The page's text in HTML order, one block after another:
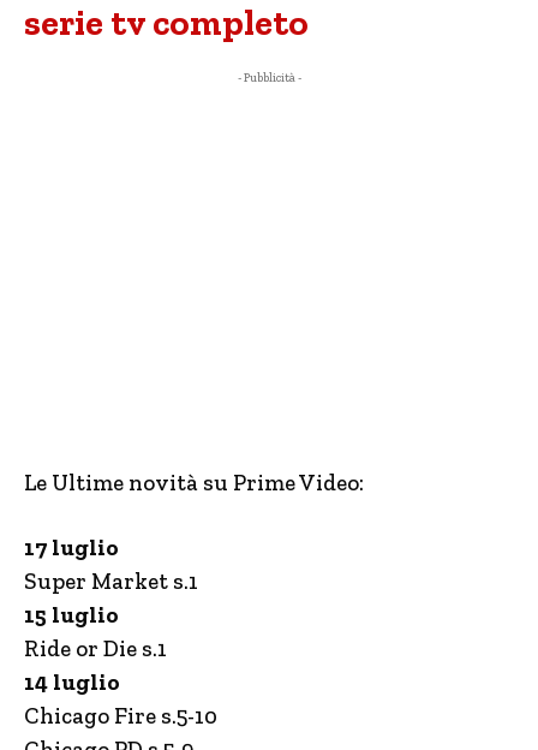
serie tv completo
- Pubblicità -
Le Ultime novità su Prime Video:
17 luglio
Super Market s.1
15 luglio
Ride or Die s.1
14 luglio
Chicago Fire s.5-10